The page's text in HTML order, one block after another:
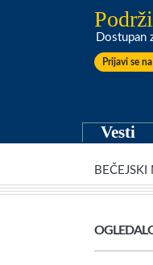
Dostupan
Prijavi se
Vesti